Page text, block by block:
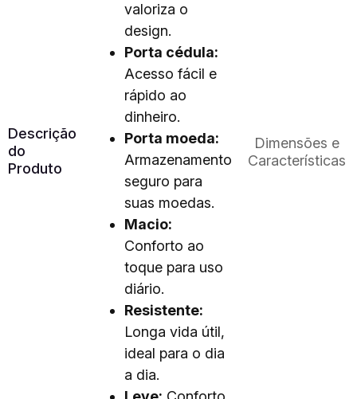
Descrição
do
Produto
valoriza o
design.
Porta cédula:
Acesso fácil e
rápido ao
dinheiro.
Porta moeda:
Armazenamento
seguro para
suas moedas.
Macio:
Conforto ao
toque para uso
diário.
Resistente:
Longa vida útil,
ideal para o dia
a dia.
Dimensões e
Características